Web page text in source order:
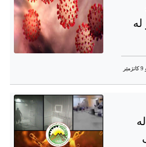
لە
6 ساڵ و 4 مانگ و 4 ڕۆژ و 9 کاتژمێر